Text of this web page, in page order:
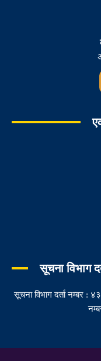
सूचना विभाग
सूचना विभाग दर्ता